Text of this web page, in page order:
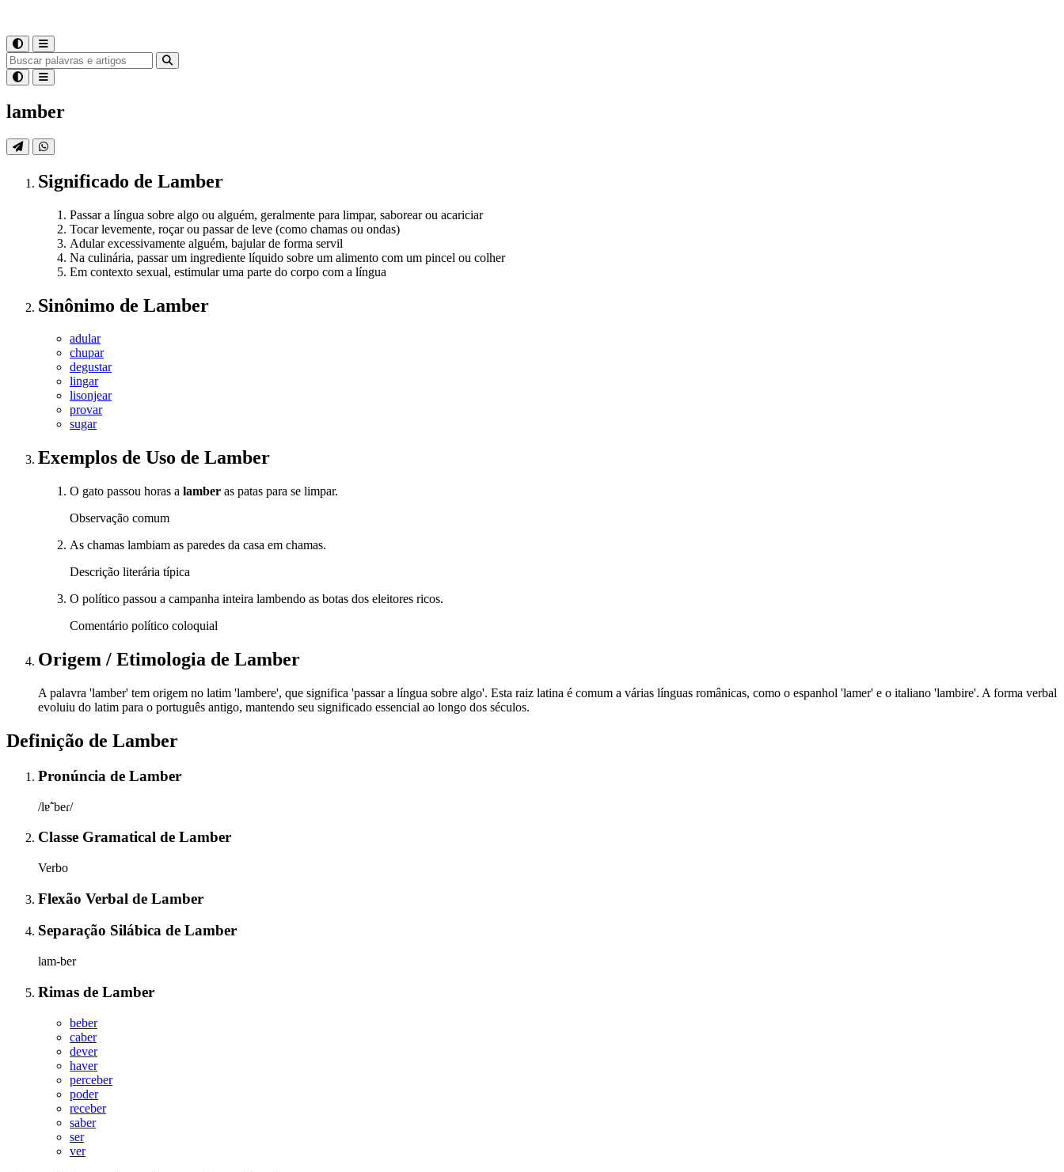
lamber
Significado de Lamber
Passar a língua sobre algo ou alguém, geralmente para limpar, saborear ou acariciar
Tocar levemente, roçar ou passar de leve (como chamas ou ondas)
Adular excessivamente alguém, bajular de forma servil
Na culinária, passar um ingrediente líquido sobre um alimento com um pincel ou colher
Em contexto sexual, estimular uma parte do corpo com a língua
Sinônimo de Lamber
adular
chupar
degustar
lingar
lisonjear
provar
sugar
Exemplos de Uso de Lamber
O gato passou horas a lamber as patas para se limpar.
Observação comum
As chamas lambiam as paredes da casa em chamas.
Descrição literária típica
O político passou a campanha inteira lambendo as botas dos eleitores ricos.
Comentário político coloquial
Origem / Etimologia de Lamber
A palavra 'lamber' tem origem no latim 'lambere', que significa 'passar a língua sobre algo'. Esta raiz latina é comum a várias línguas românicas, como o espanhol 'lamer' e o italiano 'lambire'. A forma verbal
evoluiu do latim para o português antigo, mantendo seu significado essencial ao longo dos séculos.
Definição de Lamber
Pronúncia de Lamber
/lɐ̃ˈbeɾ/
Classe Gramatical de Lamber
Verbo
Flexão Verbal de Lamber
Separação Silábica de Lamber
lam-ber
Rimas de Lamber
beber
caber
dever
haver
perceber
poder
receber
saber
ser
ver